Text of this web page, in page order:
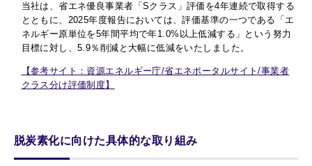
当社は、省エネ優良事業者「 Sクラス」評価を4年連続で取得する
とともに、 2025年度報告においては、評価基準の一つである「エ
ネルギー原単位を5年間平均で年1.0% 以上低減する」という努力
目標に対し、5.9％削減と大幅に低減をいたしました。
【参考サイト：資源エネルギー庁/省エネポータルサイト/事業者
クラス分け評価制度】
脱炭素化に向けた具体的な取り組み